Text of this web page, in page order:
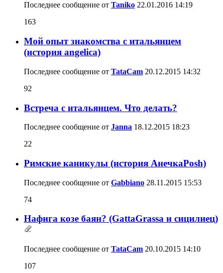
Последнее сообщение от Taniko 22.01.2016 14:19
163
Мой опыт знакомства с итальянцем
(история angelica)
Последнее сообщение от TataCam 20.12.2015 14:32
92
Встреча с итальянцем. Что делать?
Последнее сообщение от Janna 18.12.2015 18:23
22
Римские каникулы (история АнечкаPosh)
Последнее сообщение от Gabbiano 28.11.2015 15:53
74
Нафига козе баян? (GattaGrassa и сицилиец)
Последнее сообщение от TataCam 20.10.2015 14:10
107